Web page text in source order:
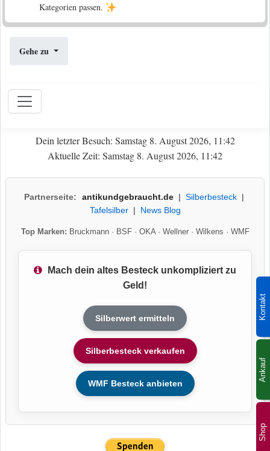
Shop
Kontakt
Ankauf
Kategorien passen.
Gehe zu
Dein letzter Besuch: Samstag 8. August 2026, 11:42
Aktuelle Zeit: Samstag 8. August 2026, 11:42
Partnerseite: antikundgebraucht.de| Silberbesteck|
Tafelsilber| News Blog
Top Marken: Bruckmann· BSF· OKA· Wellner· Wilkens · WMF
Mach dein altes Besteck unkompliziert zu
Geld!
Silberwert ermitteln
Silberbesteck verkaufen
WMF Besteck anbieten